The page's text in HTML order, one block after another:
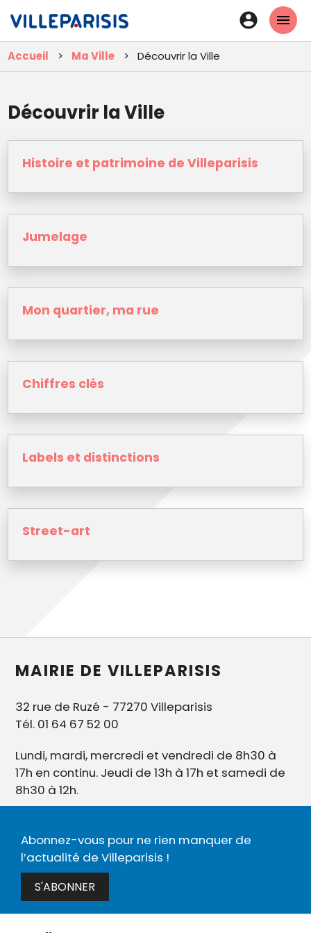
contenu
principal
En-
tête
-
Accueil Ma Ville Découvrir la Ville
Découvrir la Ville
Histoire et patrimoine de Villeparisis
Jumelage
Mon quartier, ma rue
Chiffres clés
Labels et distinctions
Street-art
MAIRIE DE VILLEPARISIS
32 rue de Ruzé - 77270 Villeparisis
Tél. 01 64 67 52 00
Lundi, mardi, mercredi et vendredi de 8h30 à
17h en continu. Jeudi de 13h à 17h et samedi de
8h30 à 12h.
Abonnez-vous pour ne rien manquer de
l’actualité de Villeparisis !
S'ABONNER